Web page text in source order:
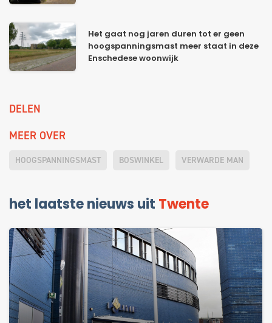
Het gaat nog jaren duren tot er geen
hoogspanningsmast meer staat in deze
Enschedese woonwijk
DELEN
MEER OVER
HOOGSPANNINGSMAST BOSWINKEL VERWARDE MAN
het laatste nieuws uit Twente